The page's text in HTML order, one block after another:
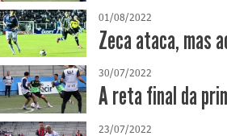
01/08/2022
Zeca ataca, mas
30/07/2022
A reta final da
23/07/2022